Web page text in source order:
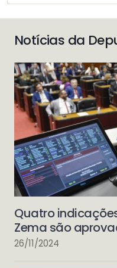
Notícias da
Quatro
Zema são
26/11/2024